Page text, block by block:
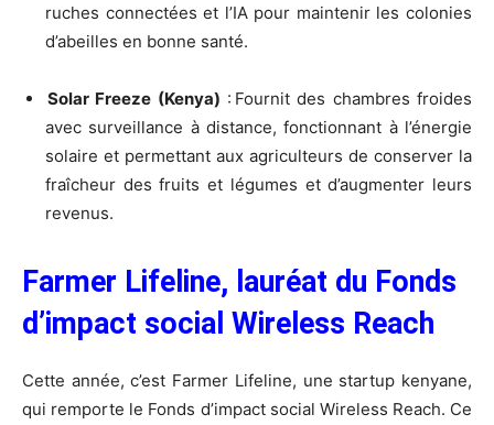
ruches connectées et l’IA pour maintenir les colonies
d’abeilles en bonne santé.
Solar Freeze (Kenya) : Fournit des chambres froides
avec surveillance à distance, fonctionnant à l’énergie
solaire et permettant aux agriculteurs de conserver la
fraîcheur des fruits et légumes et d’augmenter leurs
revenus.
Farmer Lifeline, lauréat du Fonds
d’impact social Wireless Reach
Cette année, c’est Farmer Lifeline, une startup kenyane,
qui remporte le Fonds d’impact social Wireless Reach. Ce